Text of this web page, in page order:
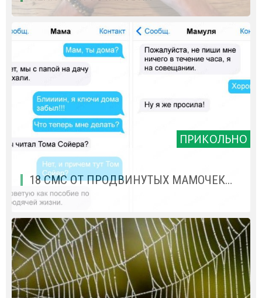
ПРИКОЛЬНО
18 СМС ОТ ПРОДВИНУТЫХ МАМОЧЕК…